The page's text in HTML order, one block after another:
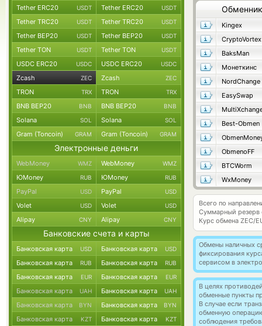
Обменник
Kingex
CryptoVortex
BaksMan
Монеткинс
NordChange
EasySwap
Best-Obmen
ObmenoFF
BTCWorm
WxMoney
Всего по
Суммарный резерв
Курс обмена ZEC/
Обмены наличных
фиксирования
сервисом в
В целях
обменные пункты
В случае если
обменную
соблюдения
Tether ERC20 USDT Tether ERC20 USDT
Tether TRC20 USDT Tether TRC20 USDT
Tether BEP20 USDT Tether BEP20 USDT
Tether TON USDT Tether TON USDT
USDC ERC20 USDC USDC ERC20 USDC
Zcash ZEC Zcash ZEC
TRON TRX TRON TRX
BNB BEP20 BNB BNB BEP20 BNB
Solana SOL Solana SOL
Gram (Toncoin) GRAM Gram (Toncoin) GRAM
Электронные деньги
WebMoney WMZ WebMoney WMZ
ЮMoney RUB ЮMoney RUB
PayPal USD PayPal USD
Volet USD Volet USD
Alipay CNY Alipay CNY
Банковские счета и карты
Банковская карта USD Банковская карта USD
Банковская карта RUB Банковская карта RUB
Банковская карта EUR Банковская карта EUR
Банковская карта UAH Банковская карта UAH
Банковская карта BYN Банковская карта BYN
Банковская карта KZT Банковская карта KZT